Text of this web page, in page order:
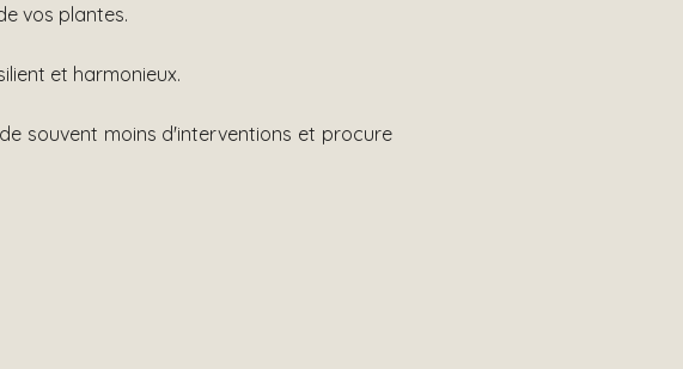
vos plantes.
et harmonieux.
souvent moins d'interventions et procure